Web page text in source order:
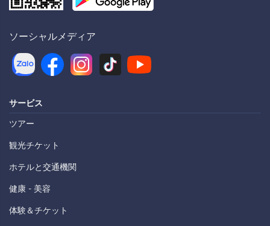
ソーシャルメディア
サービス
ツアー
観光チケット
ホテルと交通機関
健康 - 美容
体験＆チケット